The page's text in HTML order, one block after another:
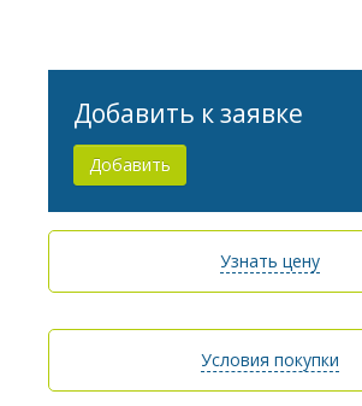
Добавить к заявке
Добавить
Узнать цену
Условия покупки